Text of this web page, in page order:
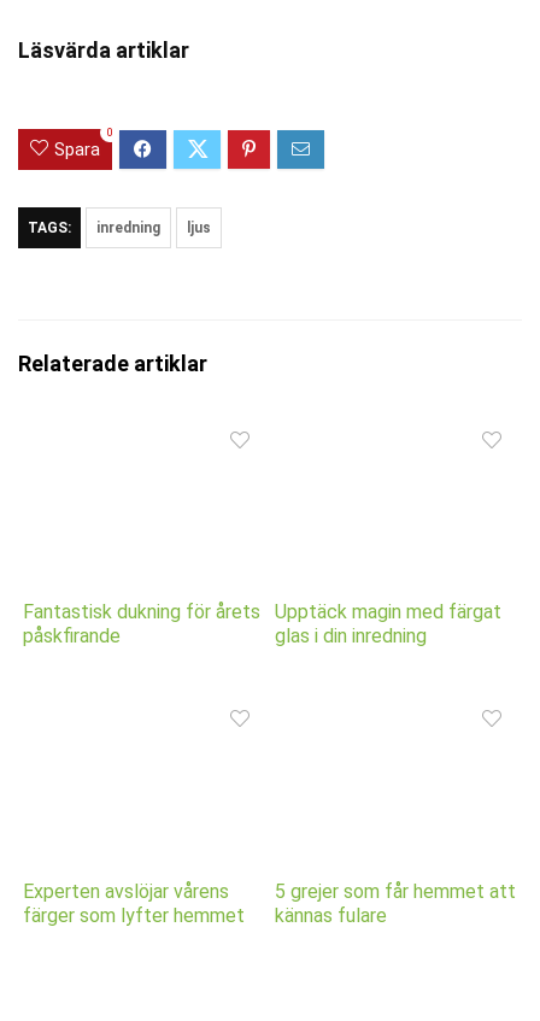
Läsvärda artiklar
Spara
0
TAGS: inredning ljus
Relaterade artiklar
Fantastisk dukning för årets
påskfirande
Upptäck magin med färgat
glas i din inredning
Experten avslöjar vårens
färger som lyfter hemmet
5 grejer som får hemmet att
kännas fulare